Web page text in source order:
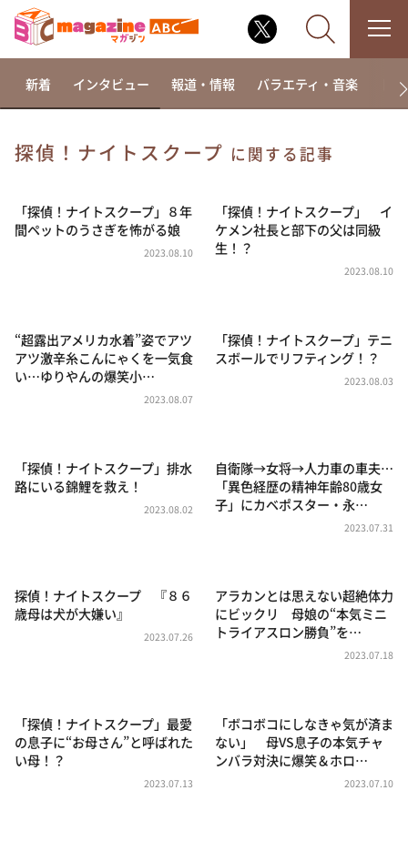
相席食堂
これ余談なんですけど・・・
～人生密着トークバラエティ！～ やすとものいたっ
news おかえり
河合＆A.B.C-Z塚田×福井アナ「なんでやねん！？」
（news おかえり）
朝だ！生です旅サラダ
教えて！ニュースライブ 正義のミカタ
ポツンと一軒家
ザキ山小屋本館
新着 インタビュー 報道・情報 バラエティ・音楽 ド
探偵！ナイトスクープ に関する記事
「探偵！ナイトスクープ」８年
間ペットのうさぎを怖がる娘
2023.08.10
「探偵！ナイトスクープ」 イ
ケメン社長と部下の父は同級
生！？
2023.08.10
“超露出アメリカ水着”姿でアツ
アツ激辛糸こんにゃくを一気食
い…ゆりやんの爆笑小…
2023.08.07
「探偵！ナイトスクープ」テニ
スボールでリフティング！？
2023.08.03
「探偵！ナイトスクープ」排水
路にいる錦鯉を救え！
2023.08.02
自衛隊→女将→人力車の車夫…
「異色経歴の精神年齢80歳女
子」にカベポスター・永…
2023.07.31
探偵！ナイトスクープ 『８６
歳母は犬が大嫌い』
2023.07.26
アラカンとは思えない超絶体力
にビックリ 母娘の“本気ミニ
トライアスロン勝負”を…
2023.07.18
「探偵！ナイトスクープ」最愛
の息子に“お母さん”と呼ばれた
い母！？
2023.07.13
「ボコボコにしなきゃ気が済ま
ない」 母VS息子の本気チャ
ンバラ対決に爆笑＆ホロ…
2023.07.10